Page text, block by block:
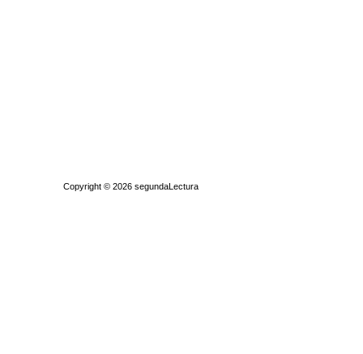
Copyright © 2026 segundaLectura